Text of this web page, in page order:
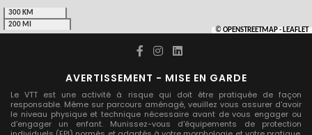
300 KM
200 MI
©OPENSTREETMAP- LEAFLET
AVERTISSEMENT - MISE EN GARDE
Le VTT est une activité à risque qui doit être pratiquée de façon
responsable. Même sur parcours aménagé, veuillez vous assurer d'avoir
le niveau physique et technique nécessaire avant de vous engager ou
d'engager un enfant. Munissez-vous d'équipements de protection